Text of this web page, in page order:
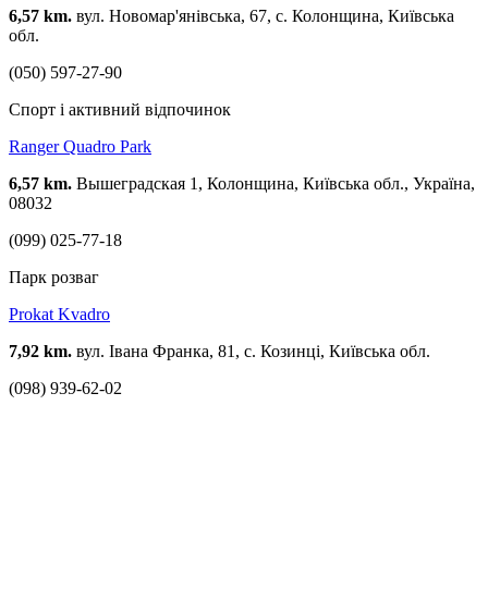
6,57 km. вул. Новомар'янівська, 67, с. Колонщина, Київська
обл.
(050) 597-27-90
Спорт і активний відпочинок
Ranger Quadro Park
6,57 km. Вышеградская 1, Колонщина, Київська обл., Україна,
08032
(099) 025-77-18
Парк розваг
Prokat Kvadro
7,92 km. вул. Івана Франка, 81, с. Козинці, Київська обл.
(098) 939-62-02